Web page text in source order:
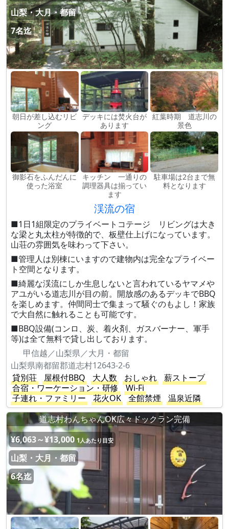
山梨・大月・都留
7名迄
朝日が差し込むリビ
ング
デッキには焚火台が
あります
紅葉時期 道志川の
景色
御影石をふんだんに
使った浴室
キッチン 一通りの
調理器具は揃ってい
ます
駐車場は2台まで無
料となります
渓流の宿
■1日1組限定のプライベートコテージ リビングは大き
な梁と丸太柱が特徴的で、板壁仕上げになっています。
山荘の雰囲気を味わって下さい。
■管理人は別棟にいますので建物内は完全なプライベー
ト空間となります。
■綺麗な渓流にしか生息しないと言われているヤマメや
アユがいる道志川が目の前。開放感のあるデッキでBBQ
を楽しめます。仲間同士で集まって騒ぐのもよし！家族
で大自然に触れることも可能です。
■BBQ設備(コンロ、炭、着火剤、ガスバーナー、軍手
等)は全て無料で貸し出しております。
甲信越／山梨県／大月・都留
山梨県南都留郡道志村12643-2-6
貸別荘
屋根付BBQ 大人数 おしゃれ
薪ストーブ
合宿・ワーケーション・研修
Wi-Fi
子連れ・ファミリー
花火OK 全館禁煙
温泉近隣
道志村わんちゃんOK広々ドックラン完備
¥6,063～¥13,000 1人あたり目安
山梨・大月・都留
6名迄